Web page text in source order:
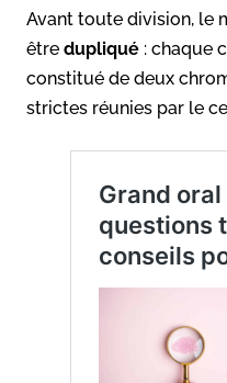
Avant toute division, le
être dupliqué : chaque
constitué de deux
strictes réunies par le